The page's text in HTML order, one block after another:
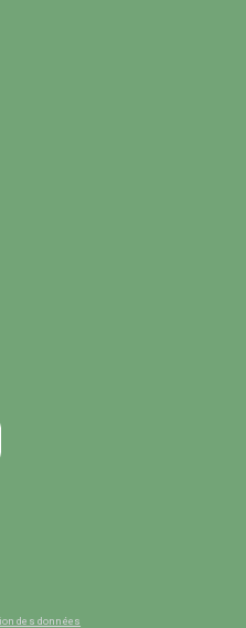
des données